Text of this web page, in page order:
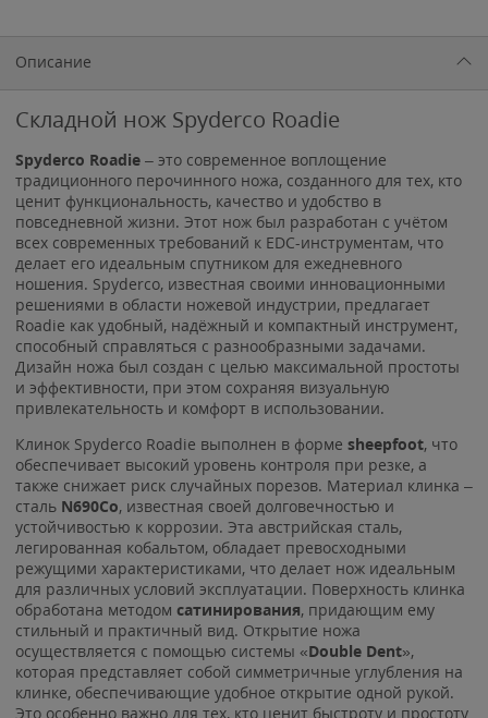
Описание
Складной нож Spyderco Roadie
Spyderco Roadie – это современное воплощение
традиционного перочинного ножа, созданного для тех, кто
ценит функциональность, качество и удобство в
повседневной жизни. Этот нож был разработан с учётом
всех современных требований к EDC-инструментам, что
делает его идеальным спутником для ежедневного
ношения. Spyderco, известная своими инновационными
решениями в области ножевой индустрии, предлагает
Roadie как удобный, надёжный и компактный инструмент,
способный справляться с разнообразными задачами.
Дизайн ножа был создан с целью максимальной простоты
и эффективности, при этом сохраняя визуальную
привлекательность и комфорт в использовании.
Клинок Spyderco Roadie выполнен в форме sheepfoot, что
обеспечивает высокий уровень контроля при резке, а
также снижает риск случайных порезов. Материал клинка –
сталь N690Co, известная своей долговечностью и
устойчивостью к коррозии. Эта австрийская сталь,
легированная кобальтом, обладает превосходными
режущими характеристиками, что делает нож идеальным
для различных условий эксплуатации. Поверхность клинка
обработана методом сатинирования, придающим ему
стильный и практичный вид. Открытие ножа
осуществляется с помощью системы «Double Dent»,
которая представляет собой симметричные углубления на
клинке, обеспечивающие удобное открытие одной рукой.
Это особенно важно для тех, кто ценит быстроту и простоту